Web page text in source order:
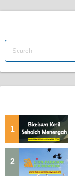
t
p
g
n
1
2